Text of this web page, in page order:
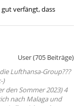
verfängt, dass
User (705 Beiträge)
Lufthansa-Group???
)
den Sommer 2023) 4
nach Malaga und